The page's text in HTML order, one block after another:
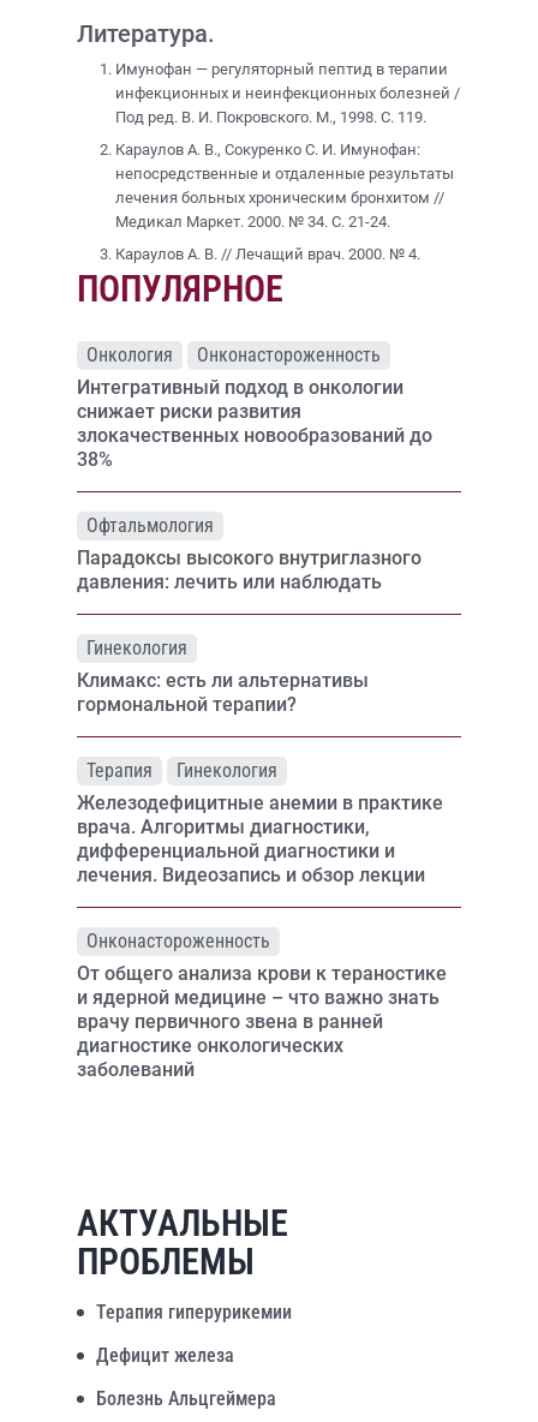
Литература.
Имунофан — регуляторный пептид в терапии
инфекционных и неинфекционных болезней /
Под ред. В. И. Покровского. М., 1998. С. 119.
Караулов А. В., Сокуренко С. И. Имунофан:
непосредственные и отдаленные результаты
лечения больных хроническим бронхитом //
Медикал Маркет. 2000. № 34. С. 21-24.
Караулов А. В. // Лечащий врач. 2000. № 4.
ПОПУЛЯРНОЕ
Онкология
Онконастороженность
Интегративный подход в онкологии
снижает риски развития
злокачественных новообразований до
38%
Офтальмология
Парадоксы высокого внутриглазного
давления: лечить или наблюдать
Гинекология
Климакс: есть ли альтернативы
гормональной терапии?
Терапия
Гинекология
Железодефицитные анемии в практике
врача. Алгоритмы диагностики,
дифференциальной диагностики и
лечения. Видеозапись и обзор лекции
Онконастороженность
От общего анализа крови к тераностике
и ядерной медицине – что важно знать
врачу первичного звена в ранней
диагностике онкологических
заболеваний
АКТУАЛЬНЫЕ
ПРОБЛЕМЫ
Терапия гиперурикемии
Дефицит железа
Болезнь Альцгеймера